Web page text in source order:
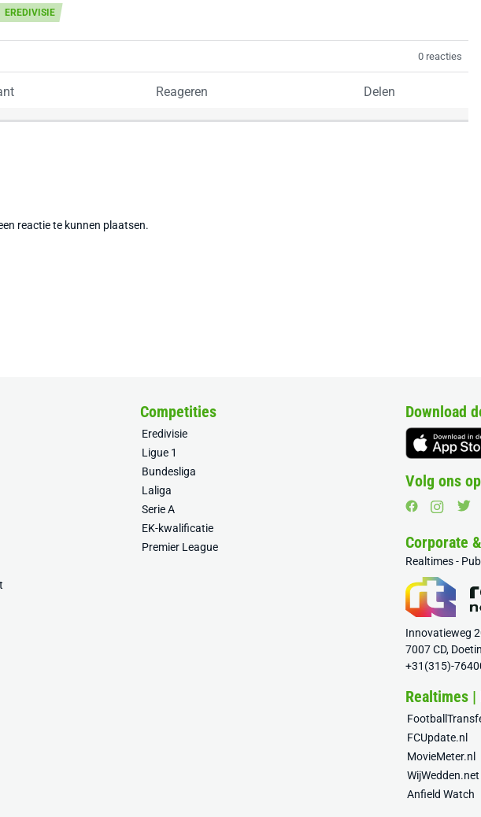
EREDIVISIE
0 reacties
Reageren Delen
reactie te kunnen plaatsen.
Competities
Eredivisie
Ligue 1
Bundesliga
Laliga
Serie A
EK-kwalificatie
Premier League
Download
Volg ons
Corporate
Realtimes -
Innovatieweg
7007 CD,
+31(315)-
Realtimes
FCUpdate.nl
MovieMeter.nl
WijWedden.net
Anfield Watch